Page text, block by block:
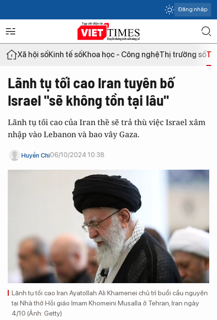
Đăng nhập
Xã hội sốKinh tế sốKhoa học - Công nghệThị trường số
Lãnh tụ tối cao Iran tuyên bố
Israel "sẽ không tồn tại lâu"
Lãnh tụ tối cao của Iran thề sẽ trả thù việc Israel xâm
nhập vào Lebanon và bao vây Gaza.
Huyền Chi06/10/2024 10:38
Lãnh tụ tối cao Iran Ayatollah Ali Khamenei chủ trì buổi cầu nguyện
tại Nhà thờ Hồi giáo Imam Khomeini Musalla ở Tehran, Iran ngày
4/10 (Ảnh: Getty)